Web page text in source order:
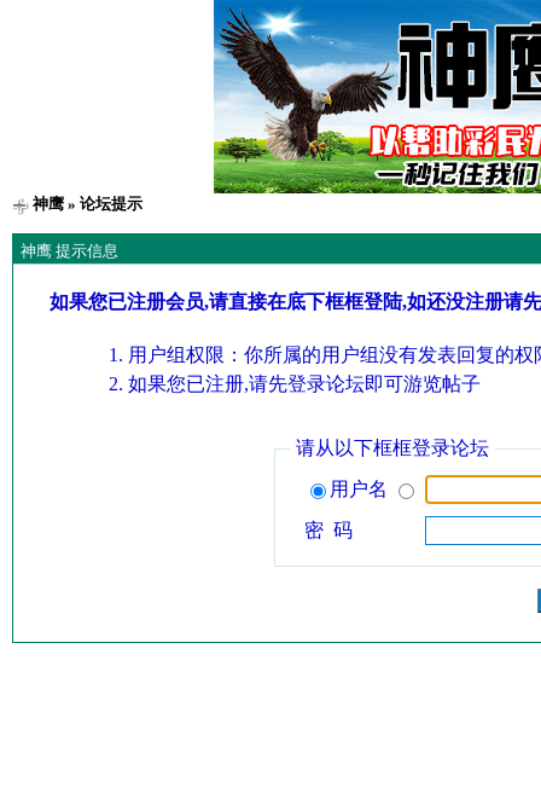
神鹰» 论坛提示
神鹰 提示信息
如果您已注册会员,请直接在底下框框登陆,如还没注册请
用户组权限：你所属的用户组没有发表回复的权
如果您已注册,请先登录论坛即可游览帖子
请从以下框框登录论坛
用户名
密 码